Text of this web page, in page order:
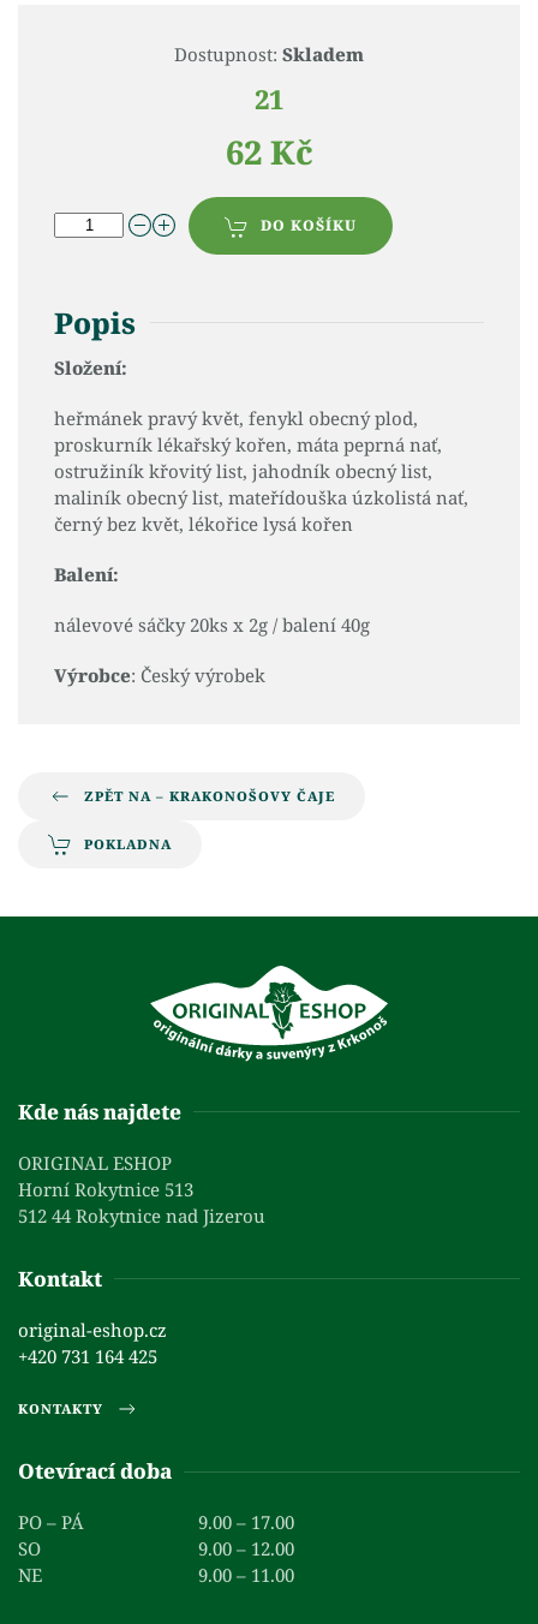
Dostupnost: Skladem
21
62 Kč
DO KOŠÍKU
Popis
Složení:
heřmánek pravý květ, fenykl obecný plod,
proskurník lékařský kořen, máta peprná nať,
ostružiník křovitý list, jahodník obecný list,
maliník obecný list, mateřídouška úzkolistá nať,
černý bez květ, lékořice lysá kořen
Balení:
nálevové sáčky 20ks x 2g / balení 40g
Výrobce: Český výrobek
ZPĚT NA – KRAKONOŠOVY ČAJE
POKLADNA
Kde nás najdete
ORIGINAL ESHOP
Horní Rokytnice 513
512 44 Rokytnice nad Jizerou
Kontakt
original-eshop.cz
+420 731 164 425
KONTAKTY
Otevírací doba
PO – PÁ
9.00 – 17.00
SO
9.00 – 12.00
NE
9.00 – 11.00